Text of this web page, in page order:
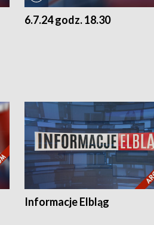
6.7.24 godz. 18.30
Informacje Elbląg